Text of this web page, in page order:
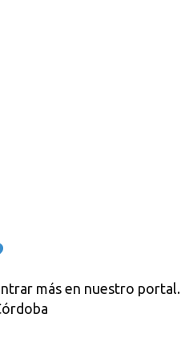
más en nuestro portal.